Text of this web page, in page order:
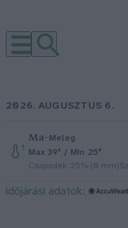
2026. AUGUSZTUS 6.
Ma–Meleg
Max 39° / Min 25°
Csapadék: 25% (0 mm)
időjárási adatok: